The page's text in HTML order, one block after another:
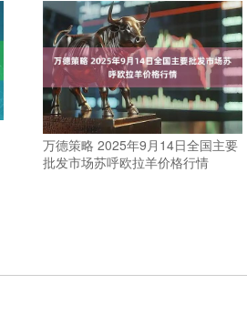
万德策略 2025年9月14日全国主要
批发市场苏呼欧拉羊价格行情